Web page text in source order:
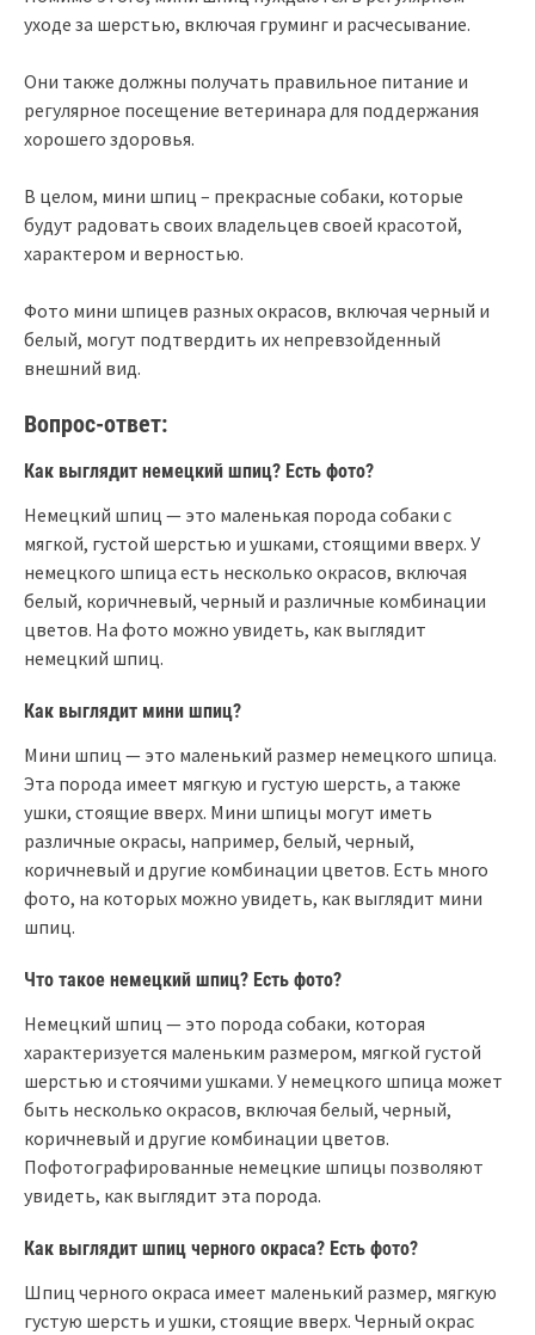
уходе за шерстью, включая груминг и расчесывание.
Они также должны получать правильное питание и
регулярное посещение ветеринара для поддержания
хорошего здоровья.
В целом, мини шпиц – прекрасные собаки, которые
будут радовать своих владельцев своей красотой,
характером и верностью.
Фото мини шпицев разных окрасов, включая черный и
белый, могут подтвердить их непревзойденный
внешний вид.
Вопрос-ответ:
Как выглядит немецкий шпиц? Есть фото?
Немецкий шпиц — это маленькая порода собаки с
мягкой, густой шерстью и ушками, стоящими вверх. У
немецкого шпица есть несколько окрасов, включая
белый, коричневый, черный и различные комбинации
цветов. На фото можно увидеть, как выглядит
немецкий шпиц.
Как выглядит мини шпиц?
Мини шпиц — это маленький размер немецкого шпица.
Эта порода имеет мягкую и густую шерсть, а также
ушки, стоящие вверх. Мини шпицы могут иметь
различные окрасы, например, белый, черный,
коричневый и другие комбинации цветов. Есть много
фото, на которых можно увидеть, как выглядит мини
шпиц.
Что такое немецкий шпиц? Есть фото?
Немецкий шпиц — это порода собаки, которая
характеризуется маленьким размером, мягкой густой
шерстью и стоячими ушками. У немецкого шпица может
быть несколько окрасов, включая белый, черный,
коричневый и другие комбинации цветов.
Пофотографированные немецкие шпицы позволяют
увидеть, как выглядит эта порода.
Как выглядит шпиц черного окраса? Есть фото?
Шпиц черного окраса имеет маленький размер, мягкую
густую шерсть и ушки, стоящие вверх. Черный окрас